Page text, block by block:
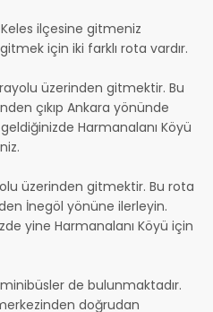
ilçesine gitmeniz
için iki farklı rota vardır.
üzerinden gitmektir. Bu
çıkıp Ankara yönünde
geldiğinizde Harmanalanı Köyü
üzerinden gitmektir. Bu rota
İnegöl yönüne ilerleyin.
yine Harmanalanı Köyü için
de bulunmaktadır.
doğrudan